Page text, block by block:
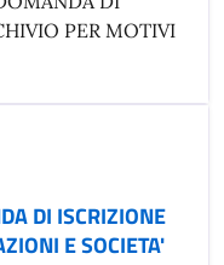
PER MOTIVI
DI ISCRIZIONE
E SOCIETA'